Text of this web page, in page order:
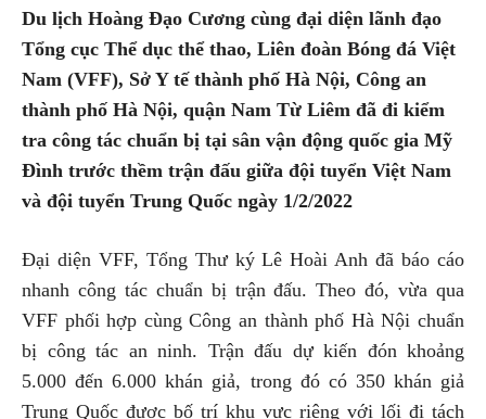
Du lịch Hoàng Đạo Cương cùng đại diện lãnh đạo
Tổng cục Thể dục thể thao, Liên đoàn Bóng đá Việt
Nam (VFF), Sở Y tế thành phố Hà Nội, Công an
thành phố Hà Nội, quận Nam Từ Liêm đã đi kiểm
tra công tác chuẩn bị tại sân vận động quốc gia Mỹ
Đình trước thềm trận đấu giữa đội tuyển Việt Nam
và đội tuyển Trung Quốc ngày 1/2/2022
Đại diện VFF, Tổng Thư ký Lê Hoài Anh đã báo cáo
nhanh công tác chuẩn bị trận đấu. Theo đó, vừa qua
VFF phối hợp cùng Công an thành phố Hà Nội chuẩn
bị công tác an ninh. Trận đấu dự kiến đón khoảng
5.000 đến 6.000 khán giả, trong đó có 350 khán giả
Trung Quốc được bố trí khu vực riêng với lối đi tách